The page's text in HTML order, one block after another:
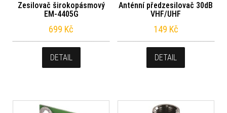
Zesilovač širokopásmový
EM-4405G
699 Kč
DETAIL
Anténní předzesilovač 30dB
VHF/UHF
149 Kč
DETAIL